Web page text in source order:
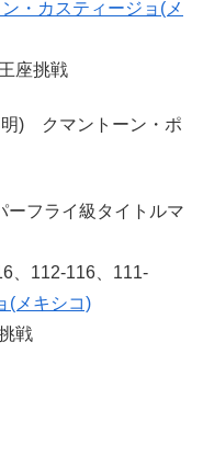
・カスティージョ(メ
座挑戦
) クマントーン・ポ
ーフライ級タイトルマ
、112-116、111-
(メキシコ)
戦